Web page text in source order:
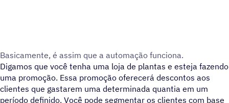
Basicamente, é assim que a automação funciona.
Digamos que você tenha uma loja de plantas e esteja fazendo
uma promoção. Essa promoção oferecerá descontos aos
clientes que gastarem uma determinada quantia em um
período definido. Você pode segmentar os clientes com base